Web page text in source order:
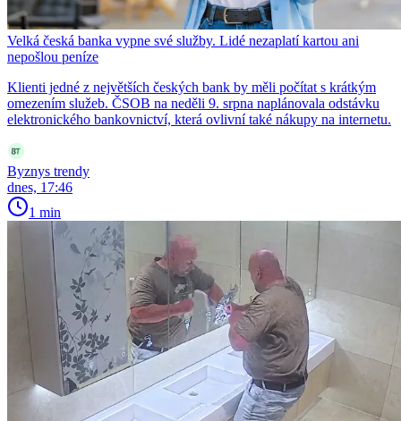
Velká česká banka vypne své služby. Lidé nezaplatí kartou ani
nepošlou peníze
Klienti jedné z největších českých bank by měli počítat s krátkým
omezením služeb. ČSOB na neděli 9. srpna naplánovala odstávku
elektronického bankovnictví, která ovlivní také nákupy na internetu.
Byznys trendy
dnes, 17:46
1 min